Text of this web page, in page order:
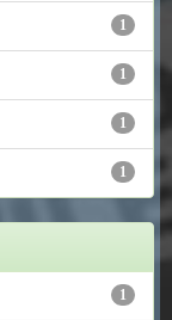
1
1
1
1
1